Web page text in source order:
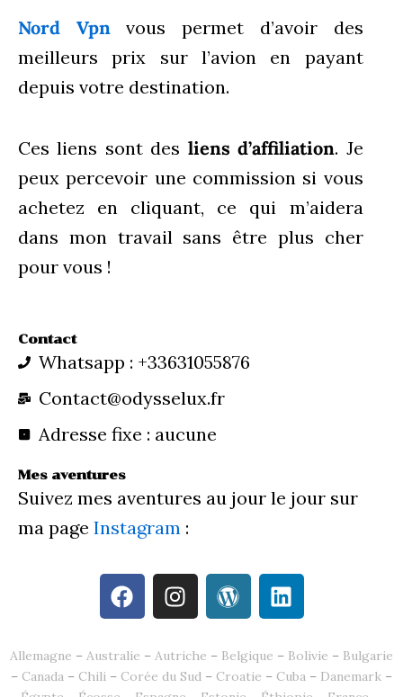
Nord Vpnvous permet d’avoir des
meilleurs prix sur l’avion en payant
depuis votre destination.
Ces liens sont des liens d’affiliation. Je
peux percevoir une commission si vous
achetez en cliquant, ce qui m’aidera
dans mon travail sans être plus cher
pour vous !
Contact
Whatsapp : +33631055876
Contact@odysselux.fr
Adresse fixe : aucune
Mes aventures
Suivez mes aventures au jour le jour sur
ma page Instagram :
F
a
e
b
I
n
t
a
W
o
d
p
L
i
k
e
Allemagne – Australie – Autriche – Belgique – Bolivie – Bulgarie
– Canada – Chili – Corée du Sud – Croatie – Cuba – Danemark –